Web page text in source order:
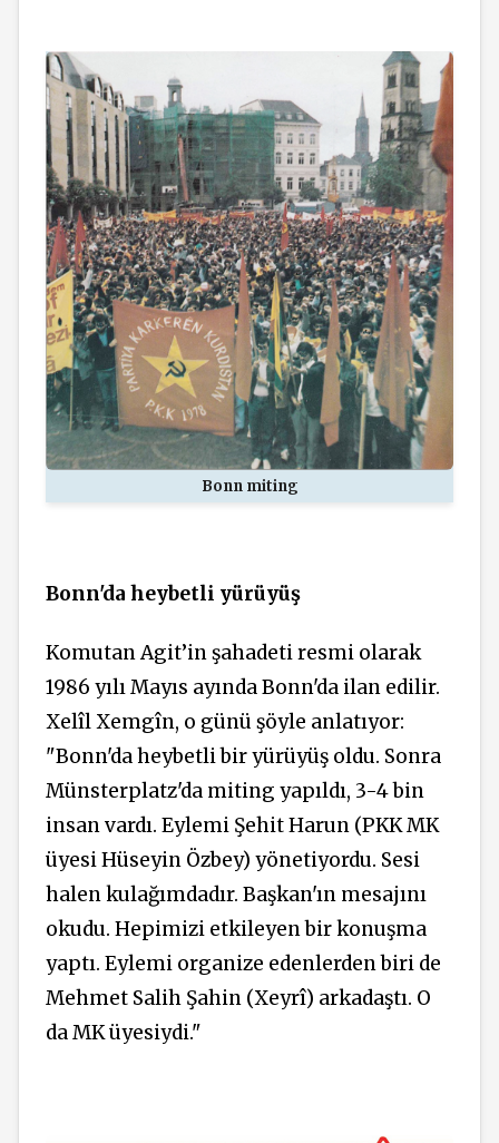
Bonn miting
Bonn'da heybetli yürüyüş
Komutan Agit’in şahadeti resmi olarak
1986 yılı Mayıs ayında Bonn'da ilan edilir.
Xelîl Xemgîn, o günü şöyle anlatıyor:
"Bonn'da heybetli bir yürüyüş oldu. Sonra
Münsterplatz'da miting yapıldı, 3-4 bin
insan vardı. Eylemi Şehit Harun (PKK MK
üyesi Hüseyin Özbey) yönetiyordu. Sesi
halen kulağımdadır. Başkan'ın mesajını
okudu. Hepimizi etkileyen bir konuşma
yaptı. Eylemi organize edenlerden biri de
Mehmet Salih Şahin (Xeyrî) arkadaştı. O
da MK üyesiydi."